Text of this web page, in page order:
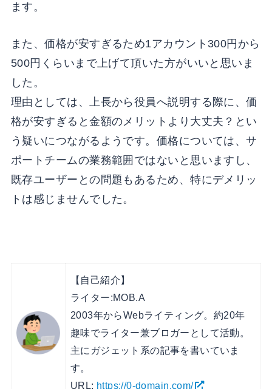
ます。
また、価格が安すぎるため1アカウント300円から
500円くらいまで上げて頂いた方がいいと思いま
した。
理由としては、上長から役員へ説明する際に、価
格が安すぎると金額のメリットより大丈夫？とい
う疑いにつながるようです。価格については、サ
ポートチームの業務範囲ではないと思いますし、
既存ユーザーとの問題もあるため、特にデメリッ
トは感じませんでした。
【自己紹介】
ライター:MOB.A
2003年からWebライティング。約20年
趣味でライター兼ブロガーとして活動。
主にガジェット系の記事を書いていま
す。
URL: https://0-domain.com/